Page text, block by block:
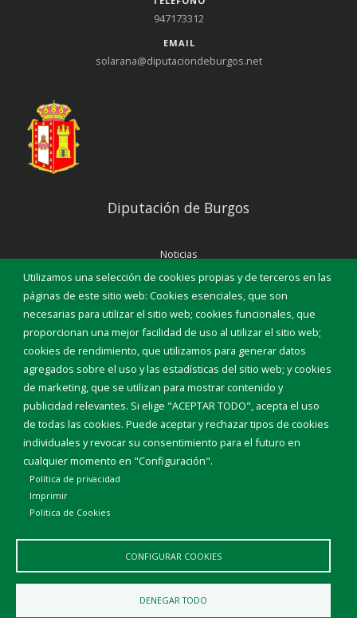
Utilizamos una selección de cookies propias y de terceros en las
páginas de este sitio web: Cookies esenciales, que son
necesarias para utilizar el sitio web; cookies funcionales, que
proporcionan una mejor facilidad de uso al utilizar el sitio web;
cookies de rendimiento, que utilizamos para generar datos
agregados sobre el uso y las estadísticas del sitio web; y cookies
de marketing, que se utilizan para mostrar contenido y
publicidad relevantes. Si elige "ACEPTAR TODO", acepta el uso
de todas las cookies. Puede aceptar y rechazar tipos de cookies
individuales y revocar su consentimiento para el futuro en
cualquier momento en "Configuración".
Política de privacidad
Imprimir
Politica de Cookies
CONFIGURAR COOKIES
DENEGAR TODO
947173312
EMAIL
solarana@diputaciondeburgos.net
Diputación de Burgos
Noticias
Eventos
Corporación Municipal
Teléfonos de interés
INICIAR SESIÓN
MAPA WEB